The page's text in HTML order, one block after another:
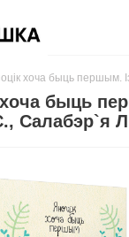
хоча быць першым.
быць
Салабэр`я